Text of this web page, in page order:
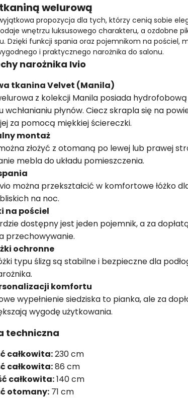
Szary
Salon Styl
Rozłożony Rok
welurową
propozycja dla tych, którzy cenią sobie
wnętrzu luksusowego charakteru, a ozdobne
Dzięki funkcji spania oraz pojemnikom na pościel,
i praktycznego narożnika do salonu.
narożnika Ivio
tkanina Velvet (Manila)
z kolekcji Manila posiada
wchłanianiu płynów. Ciecz skrapla się na
za pomocą miękkiej ściereczki.
montaż
złożyć z otomaną po lewej lub prawej
mebla do układu pomieszczenia.
można przekształcić w komfortowe łóżko
na noc.
na pościel
dostępny jest jeden pojemnik, a za
przechowywanie.
ochronne
typu ślizg są stabilne i bezpieczne dla
komfortu
wypełnienie siedziska to pianka, ale za
wygodę użytkowania.
techniczna
całkowita:230 cm
całkowita:86 cm
całkowita:140 cm
otomany: 71 cm